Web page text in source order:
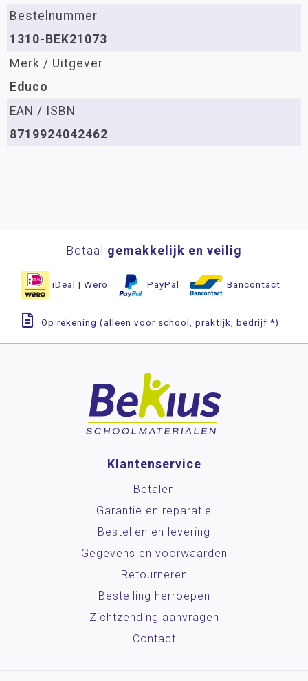
Bestelnummer
1310-BEK21073
Merk / Uitgever
Educo
EAN / ISBN
8719924042462
Betaal gemakkelijk en veilig
iDeal | Wero PayPal Bancontact
Op rekening (alleen voor school, praktijk, bedrijf *)
Klantenservice
Betalen
Garantie en reparatie
Bestellen en levering
Gegevens en voorwaarden
Retourneren
Bestelling herroepen
Zichtzending aanvragen
Contact